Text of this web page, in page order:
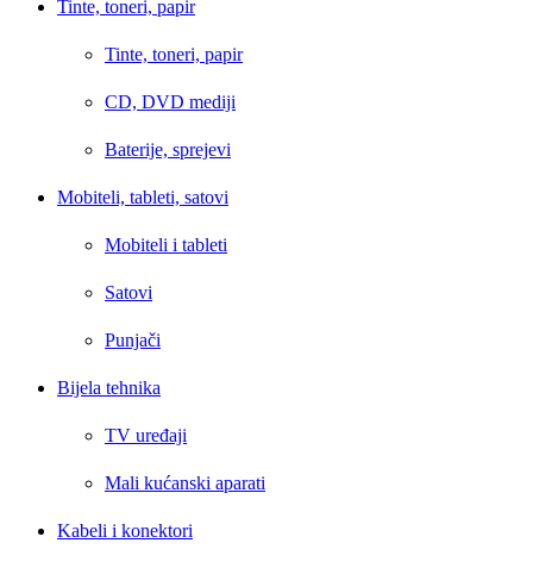
Tinte, toneri, papir
Tinte, toneri, papir
CD, DVD mediji
Baterije, sprejevi
Mobiteli, tableti, satovi
Mobiteli i tableti
Satovi
Punjači
Bijela tehnika
TV uređaji
Mali kućanski aparati
Kabeli i konektori